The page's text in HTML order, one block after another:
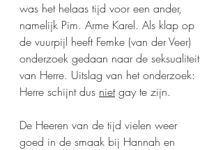
was het helaas tijd voor een ander,
namelijk Pim. Arme Karel. Als klap op
de vuurpijl heeft Femke (van der Veer)
onderzoek gedaan naar de seksualiteit
van Herre. Uitslag van het onderzoek:
Herre schijnt dus niet gay te zijn.
De Heeren van de tijd vielen weer
goed in de smaak bij Hannah en